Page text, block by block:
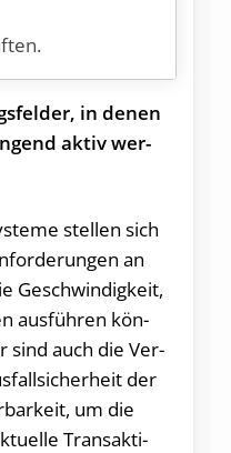
in de­nen
ak­tiv wer­
stel­len sich
an
Ge­schwin­dig­keit,
aus­füh­ren kön­
sind auch die Ver­
der
um die
Trans­ak­ti­